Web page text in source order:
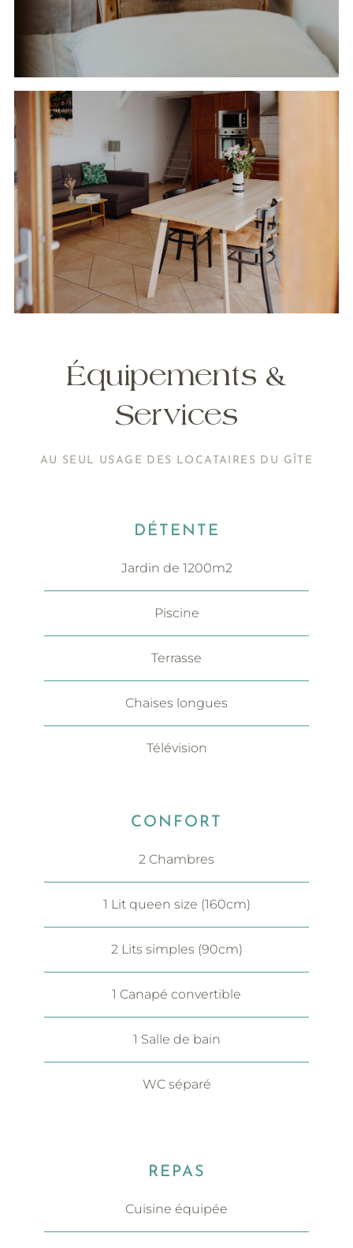
Équipements &
Services
AU SEUL USAGE DES LOCATAIRES DU GÎTE
DÉTENTE
Jardin de 1200m2
Piscine
Terrasse
Chaises longues
Télévision
CONFORT
2 Chambres
1 Lit queen size (160cm)
2 Lits simples (90cm)
1 Canapé convertible
1 Salle de bain
WC séparé
REPAS
Cuisine équipée